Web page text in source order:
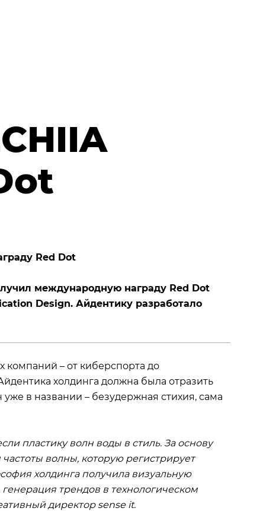
международную награду Red Dot
Design. Айдентику разработало
компаний – от киберспорта до
холдинга должна была отразить
в названии – безудержная стихия, сама
пластику волн воды в стиль. За основу
волны, которую регистрирует
холдинга получила визуальную
трендов в технологическом
директор sense it.